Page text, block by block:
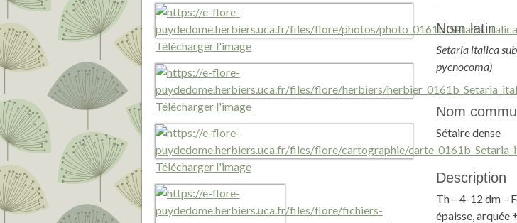
Télécharger l'image
Télécharger l'image
Télécharger l'image
Nom latin
Setaria italica
pycnocoma)
Nom
Sétaire dense
Description
Th – 4-12 dm –
épaisse, arquée